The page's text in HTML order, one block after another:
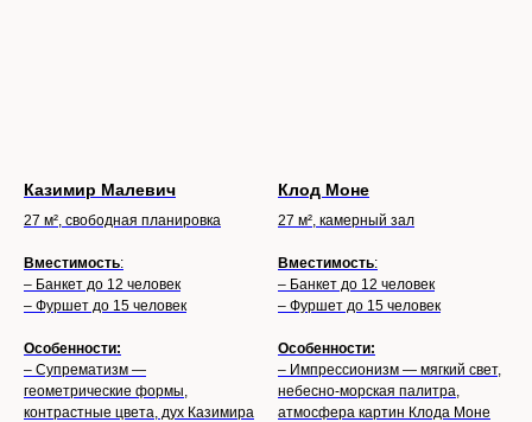
Казимир Малевич
27 м², свободная планировка
Вместимость:
– Банкет до 12 человек
– Фуршет до 15 человек
Особенности:
– Супрематизм —
геометрические формы,
контрастные цвета, дух Казимира
Клод Моне
27 м², камерный зал
Вместимость:
– Банкет до 12 человек
– Фуршет до 15 человек
Особенности:
– Импрессионизм — мягкий свет,
небесно-морская палитра,
атмосфера картин Клода Моне